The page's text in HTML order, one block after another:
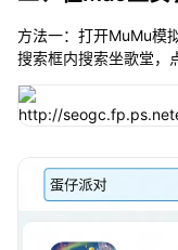
方法一：打开MuMu模
搜索框内搜索坐歌堂，